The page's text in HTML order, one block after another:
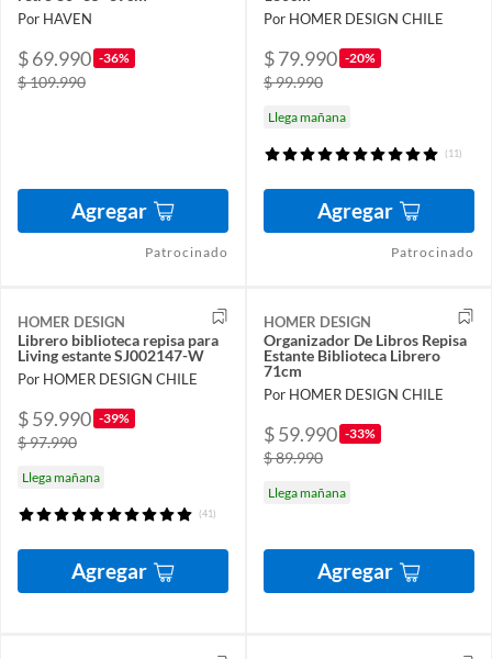
Por HAVEN
$ 69.990 -36%
$ 109.990
Agregar
Patrocinado
Por HOMER DESIGN CHILE
$ 79.990 -20%
$ 99.990
Llega mañana
(11)
Agregar
Patrocinado
HOMER DESIGN
Librero biblioteca repisa para
Living estante SJ002147-W
Por HOMER DESIGN CHILE
$ 59.990 -39%
$ 97.990
Llega mañana
(41)
Agregar
HOMER DESIGN
Organizador De Libros Repisa
Estante Biblioteca Librero
71cm
Por HOMER DESIGN CHILE
$ 59.990 -33%
$ 89.990
Llega mañana
Agregar